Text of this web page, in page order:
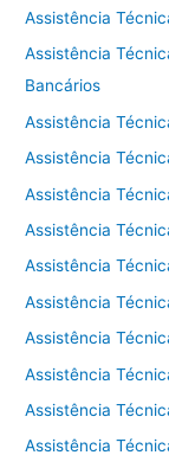
Assistência
Assistência
Bancários
Assistência
Assistência
Assistência
Assistência
Assistência
Assistência
Assistência
Assistência
Assistência
Assistência